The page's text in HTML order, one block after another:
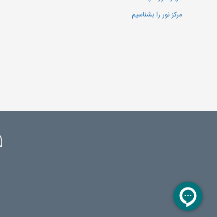
مرکز نور را بشناسیم